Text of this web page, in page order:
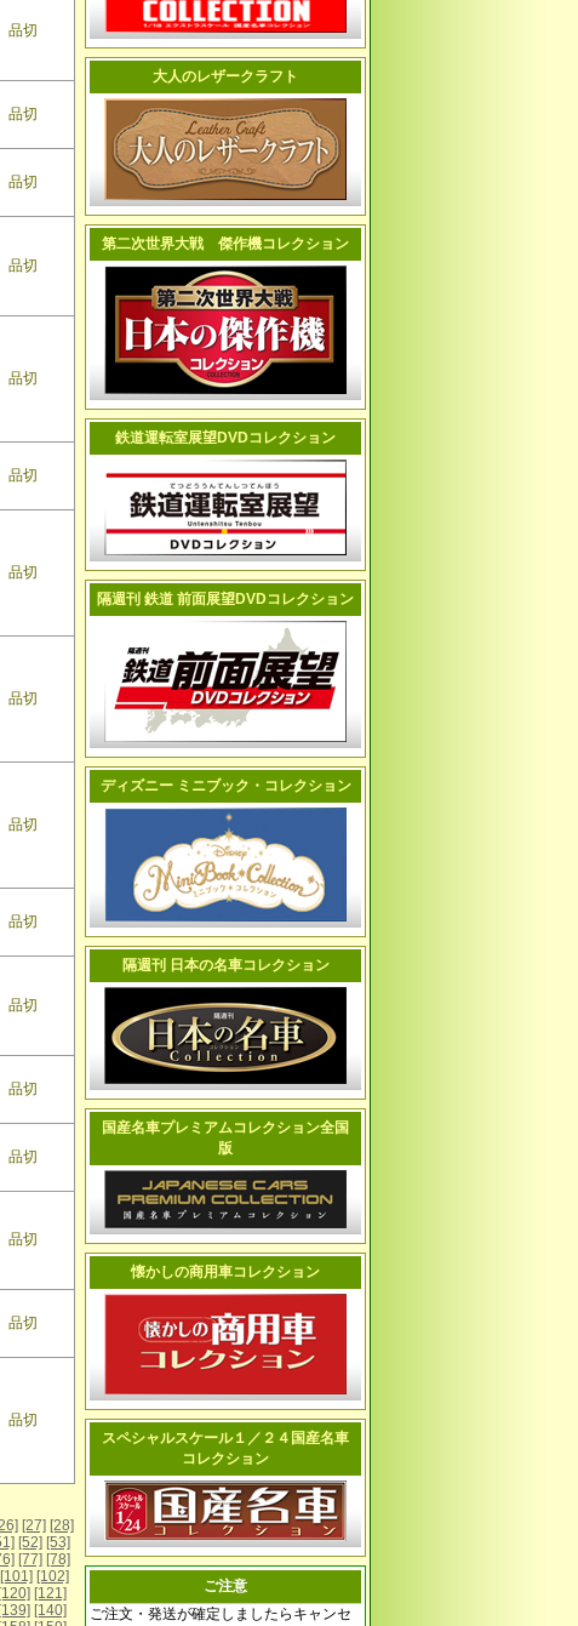
品切
品切
品切
品切
品切
品切
品切
品切
品切
品切
品切
品切
品切
品切
品切
品切
[27] [28]
[52] [53]
[77] [78]
[101] [102]
[120] [121]
[139] [140]
大人のレザークラフト
第二次世界大戦 傑作機コレクション
鉄道運転室展望DVDコレクション
隔週刊 鉄道 前面展望DVDコレクション
ディズニー ミニブック・コレクション
隔週刊 日本の名車コレクション
国産名車プレミアムコレクション全国
版
懐かしの商用車コレクション
スペシャルスケール１／２４国産名車
コレクション
ご注意
ご注文・発送が確定しましたらキャンセ